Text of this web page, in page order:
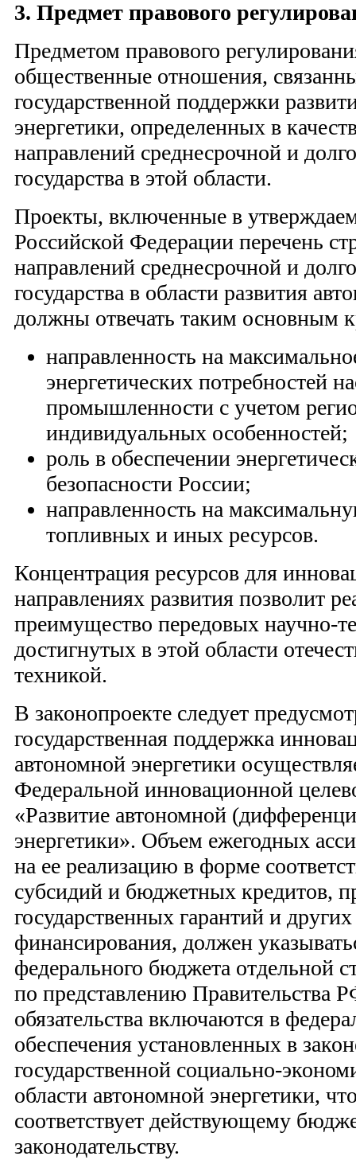
3. Предмет правового
Предметом правового
общественные отношения,
государственной поддержки
энергетики, определенных в
направлений среднесрочной и
государства в этой области.
Проекты, включенные в
Российской Федерации перечень
направлений среднесрочной и
государства в области развития
должны отвечать таким основным
направленность на
энергетических потребностей
промышленности с учетом
индивидуальных особенностей;
роль в обеспечении
безопасности России;
направленность на
топливных и иных ресурсов.
Концентрация ресурсов для
направлениях развития позволит
преимущество передовых научно-
достигнутых в этой области
техникой.
В законопроекте следует
государственная поддержка
автономной энергетики
Федеральной инновационной
«Развитие автономной
энергетики». Объем ежегодных
на ее реализацию в форме
субсидий и бюджетных кредитов,
государственных гарантий и
финансирования, должен
федерального бюджета отдельной
по представлению Правительства
обязательства включаются в
обеспечения установленных в
государственной социально-
области автономной энергетики,
соответствует действующему
законодательству.